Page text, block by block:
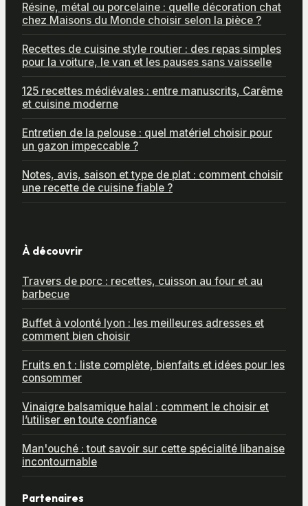
Résine, métal ou porcelaine : quelle décoration chat
chez Maisons du Monde choisir selon la pièce ?
Recettes de cuisine style routier : des repas simples
pour la voiture, le van et les pauses sans vaisselle
125 recettes médiévales : entre manuscrits, Carême
et cuisine moderne
Entretien de la pelouse : quel matériel choisir pour
un gazon impeccable ?
Notes, avis, saison et type de plat : comment choisir
une recette de cuisine fiable ?
À découvrir
Travers de porc : recettes, cuisson au four et au
barbecue
Buffet à volonté lyon : les meilleures adresses et
comment bien choisir
Fruits en t : liste complète, bienfaits et idées pour les
consommer
Vinaigre balsamique halal : comment le choisir et
l’utiliser en toute confiance
Man'ouché : tout savoir sur cette spécialité libanaise
incontournable
Partenaires